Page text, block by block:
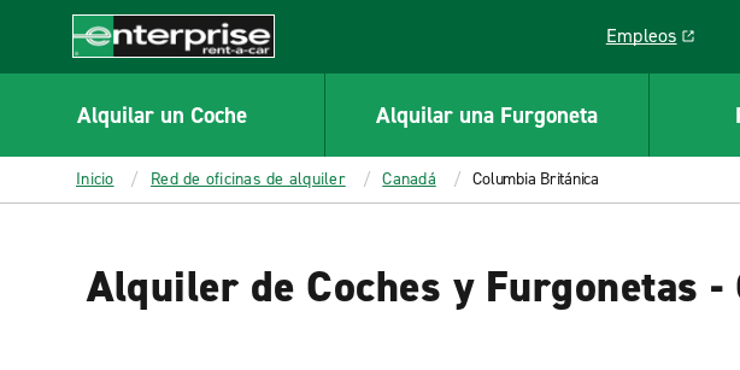
CONTENT
Enterprise
Empleos
Link opens in a
Alquilar un Coche Alquilar una Furgoneta
Inicio Red de oficinas de alquiler Canadá Columbia Británica
Alquiler de Coches y Furgonetas